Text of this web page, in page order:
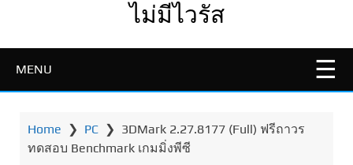
ไม่มีไวรัส
MENU
Home ❯ PC ❯ 3DMark 2.27.8177 (Full) ฟรีถาวร
ทดสอบ Benchmark เกมมิ่งพีซี